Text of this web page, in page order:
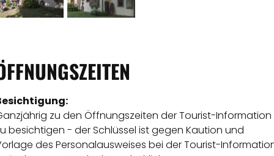
zu den Öffnungszeiten der Tourist-Information
besichtigen - der Schlüssel ist gegen Kaution und
des Personalausweises bei der Tourist-